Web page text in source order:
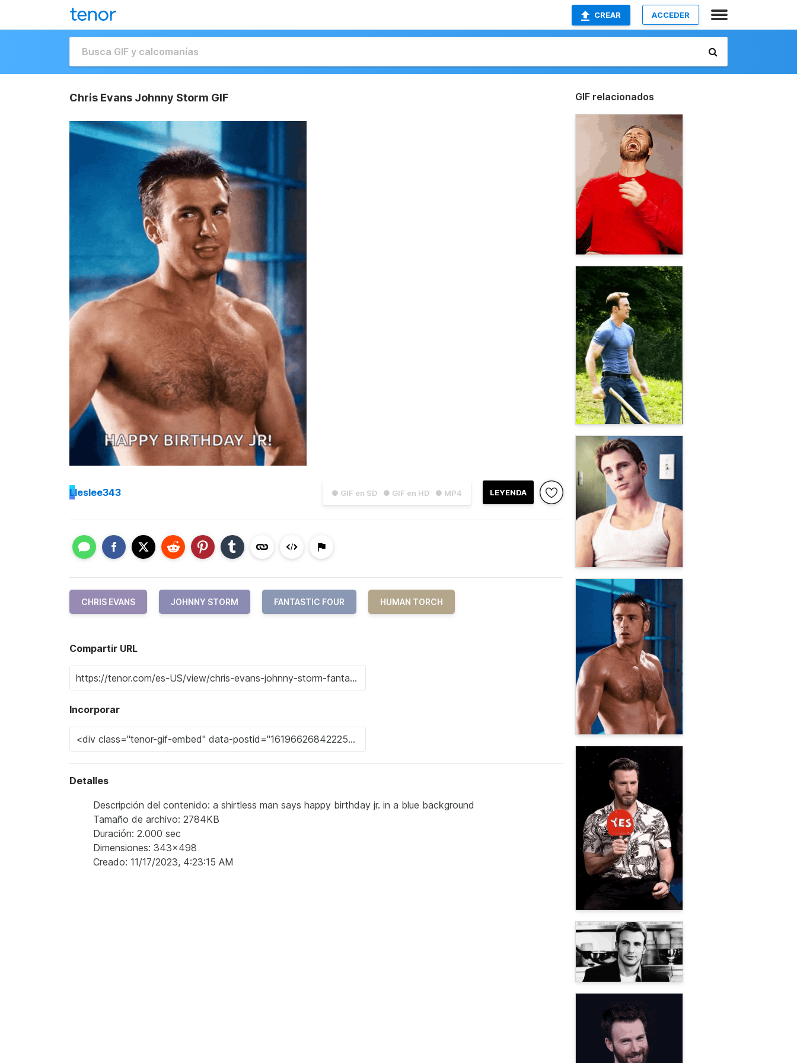
CREAR ACCEDER
Chris Evans Johnny Storm GIF
● GIF en SD ● GIF en HD ● MP4 LEYENDA
Lleslee343
CHRIS EVANS JOHNNY STORM FANTASTIC FOUR HUMAN TORCH
Compartir URL
Incorporar
Detalles
Descripción del contenido: a shirtless man says happy birthday jr. in a blue background
Tamaño de archivo: 2784KB
Duración: 2.000 sec
Dimensiones: 343x498
Creado: 11/17/2023, 4:23:15 AM
GIF relacionados